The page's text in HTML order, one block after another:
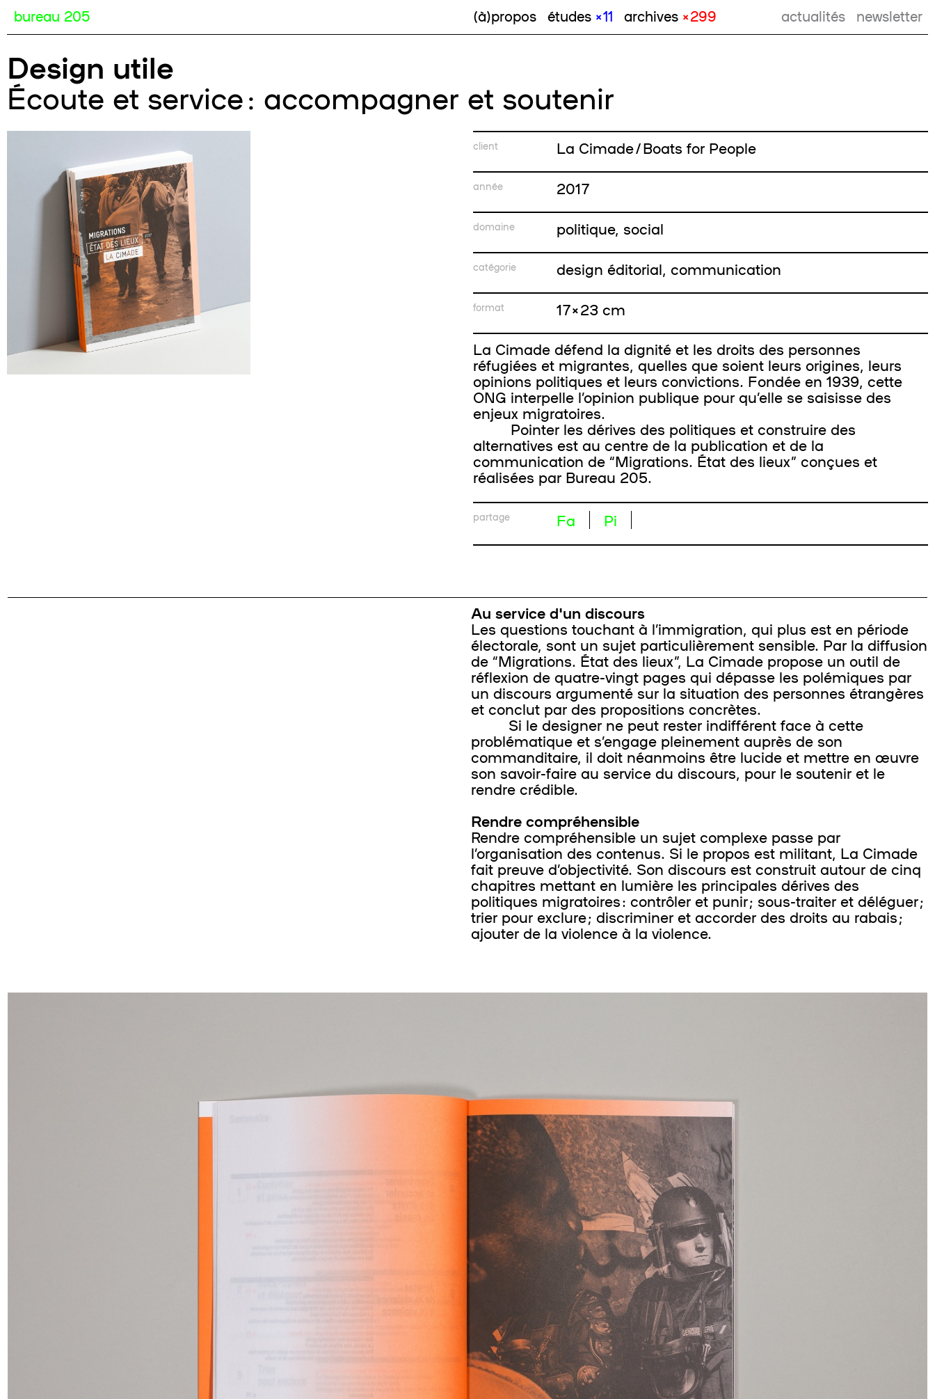
bureau 205 (à)propos études × 11 archives × 299 actualités newsletter
Design utile
Écoute et service : accompagner et soutenir
client La Cimade / Boats for People
année 2017
domaine politique, social
catégorie design éditorial, communication
format
17 × 23 cm
La Cimade défend la dignité et les droits des personnes
réfugiées et migrantes, quelles que soient leurs origines, leurs
opinions politiques et leurs convictions. Fondée en 1939, cette
ONG interpelle l’opinion publique pour qu’elle se saisisse des
enjeux migratoires.
Pointer les dérives des politiques et construire des
alternatives est au centre de la publication et de la
communication de “Migrations. État des lieux” conçues et
réalisées par Bureau 205.
partage Fa Pi
Au service d'un discours
Les questions touchant à l’immigration, qui plus est en période
électorale, sont un sujet particulièrement sensible. Par la diffusion
de “Migrations. État des lieux”, La Cimade propose un outil de
réflexion de quatre-vingt pages qui dépasse les polémiques par
un discours argumenté sur la situation des personnes étrangères
et conclut par des propositions concrètes.
Si le designer ne peut rester indifférent face à cette
problématique et s’engage pleinement auprès de son
commanditaire, il doit néanmoins être lucide et mettre en œuvre
son savoir-faire au service du discours, pour le soutenir et le
rendre crédible.
Rendre compréhensible
Rendre compréhensible un sujet complexe passe par
l’organisation des contenus. Si le propos est militant, La Cimade
fait preuve d’objectivité. Son discours est construit autour de cinq
chapitres mettant en lumière les principales dérives des
politiques migratoires : contrôler et punir ; sous-traiter et déléguer ;
trier pour exclure ; discriminer et accorder des droits au rabais ;
ajouter de la violence à la violence.